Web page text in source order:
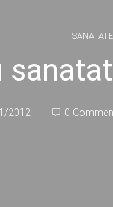
2012 0